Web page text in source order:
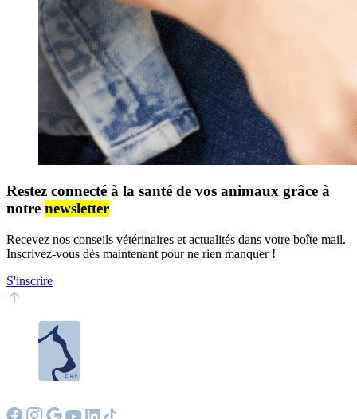
Restez connecté à la santé de vos animaux grâce à
notre newsletter
Recevez nos conseils vétérinaires et actualités dans votre boîte mail.
Inscrivez-vous dès maintenant pour ne rien manquer !
S'inscrire